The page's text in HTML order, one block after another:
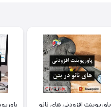
پاورپوینت افزودنی های نانو